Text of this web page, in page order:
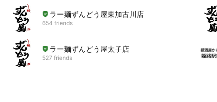
ラー麺ずんどう屋東加古川店
654 friends
ラー麺ずんどう屋太子店
527 friends